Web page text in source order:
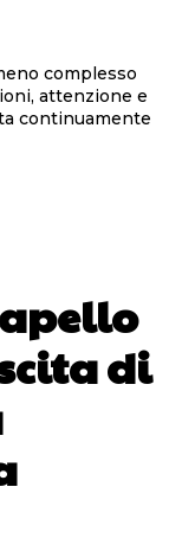
complesso
attenzione e
continuamente
di